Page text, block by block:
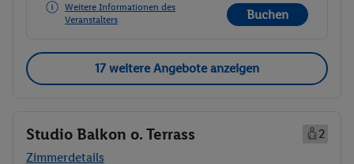
Weitere Informationen des
Veranstalters
Buchen
17 weitere Angebote anzeigen
Studio Balkon o. Terrass
2
Zimmerdetails